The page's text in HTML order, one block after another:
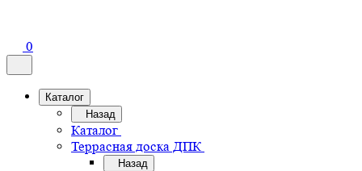
0
Каталог
Назад
Каталог
Террасная доска ДПК
Назад